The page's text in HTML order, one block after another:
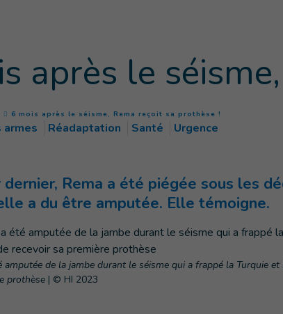
après le
6 mois après le séisme, Rema reçoit sa prothèse !
armes Réadaptation Santé
Urgence
Rema a été piégée sous les
a du être amputée. Elle témoigne.
amputée de la jambe durant le séisme qui a frappé la Turquie
prothèse | © HI 2023